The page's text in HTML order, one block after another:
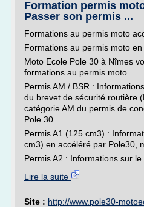
Formation permis
Passer son permis ...
Formations au permis moto
Formations au permis moto
Moto Ecole Pole 30 à Nîmes
formations au permis moto.
Permis AM / BSR :
du brevet de sécurité routière
catégorie AM du permis de
Pole 30.
Permis A1 (125 cm3) :
cm3) en accéléré par Pole30,
Permis A2 : Informations sur le
Lire la suite
Site : http://www.pole30-